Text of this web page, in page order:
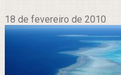
18 de fevereiro de 2010